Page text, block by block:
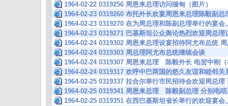
1964-02-22 0319256 周恩来总理访问缅甸（图片）
1964-02-23 0319260 布托外长欢宴周恩来总理陈毅副
1964-02-23 0319270 在为周总理和陈副总理举行的宴
1964-02-23 0319271 巴基斯坦公众舆论热烈欢迎周总
1964-02-24 0319302 周恩来总理设宴招待阿尤布总统
1964-02-24 0319303 周总理阿尤布总统继续会谈
1964-02-24 0319307 周恩来总理 陈毅外长 电贺中刚
1964-02-24 0319317 欢呼中巴两国的悠久友谊和睦邻
1964-02-25 0319337 拉合尔举行市民招待会欢迎周总
1964-02-25 0319341 周恩来总理 陈毅副总理 分别电
1964-02-25 0319351 在西巴基斯坦省长举行的欢迎宴